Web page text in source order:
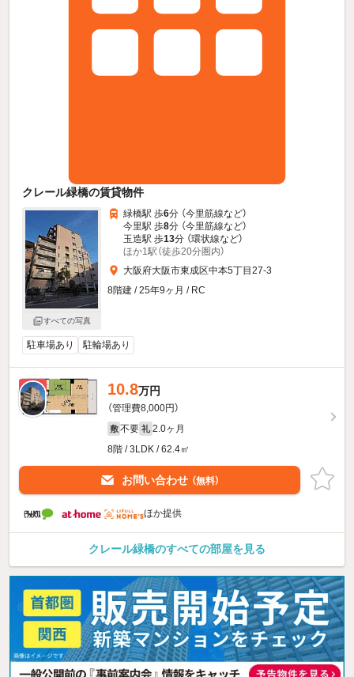
クレール緑橋の賃貸物件
すべての写真
緑橋駅 歩6分 （今里筋線など）
今里駅 歩8分 （今里筋線など）
玉造駅 歩13分 （環状線など）
ほか1駅（徒歩20分圏内）
大阪府大阪市東成区中本5丁目27-3
8階建 / 25年9ヶ月 / RC
駐車場あり 駐輪場あり
新着 10.8万円
（管理費8,000円）
敷 不要 礼 2.0ヶ月
8階 / 3LDK / 62.4㎡
お問い合わせ （無料）
ほか提供
クレール緑橋のすべての部屋を見る